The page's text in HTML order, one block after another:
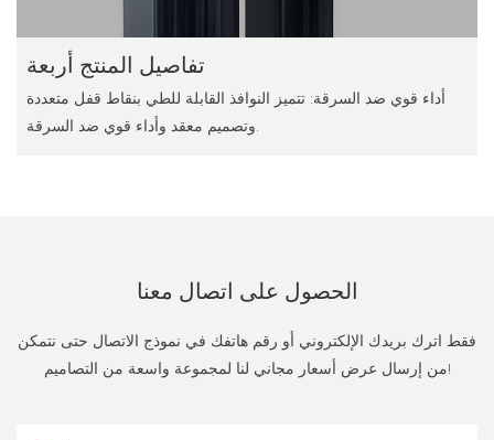
تفاصيل المنتج أربعة
أداء قوي ضد السرقة: تتميز النوافذ القابلة للطي بنقاط قفل متعددة
وتصميم معقد وأداء قوي ضد السرقة.
الحصول على اتصال معنا
فقط اترك بريدك الإلكتروني أو رقم هاتفك في نموذج الاتصال حتى نتمكن
من إرسال عرض أسعار مجاني لنا لمجموعة واسعة من التصاميم!